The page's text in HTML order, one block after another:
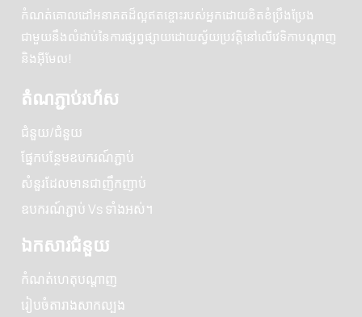
ជាមួយនឹងលំដាប់នៃការផ្សព្វផ្សាយដោយស្វ័យប្រវត្តិនៅលើវេទិកាបណ្តាញ
តំណភ្ជាប់រហ័ស
ជំនួយ/ជំនួយ
ផ្នែកបន្ថែមឧបករណ៍ភ្ជាប់
សំនួរដែលមានជាញឹកញាប់
ឧបករណ៍ភ្ជាប់ Vs ទាំងអស់។
ឯកសារជំនួយ